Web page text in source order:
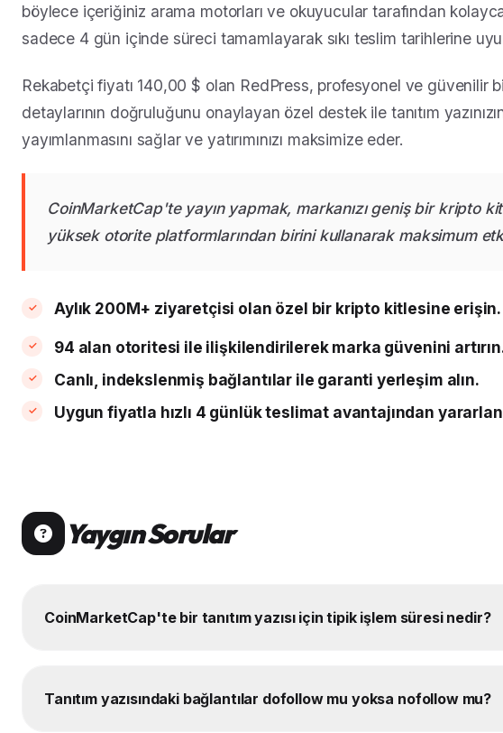
böylece içeriğiniz arama motorları ve okuyucular tarafından
sadece 4 gün içinde süreci tamamlayarak sıkı teslim tarihlerine
Rekabetçi fiyatı 140,00 $ olan RedPress, profesyonel ve güvenilir
detaylarının doğruluğunu onaylayan özel destek ile tanıtım
yayımlanmasını sağlar ve yatırımınızı maksimize eder.
CoinMarketCap'te yayın yapmak, markanızı geniş bir kripto
yüksek otorite platformlarından birini kullanarak maksimum
Aylık 200M+ ziyaretçisi olan özel bir kripto kitlesine erişin.
94 alan otoritesi ile ilişkilendirilerek marka güvenini
Canlı, indekslenmiş bağlantılar ile garanti yerleşim alın.
Uygun fiyatla hızlı 4 günlük teslimat avantajından
Yaygın Sorular
CoinMarketCap'te bir tanıtım yazısı için tipik işlem süresi nedir?
Tanıtım yazısındaki bağlantılar dofollow mu yoksa nofollow mu?